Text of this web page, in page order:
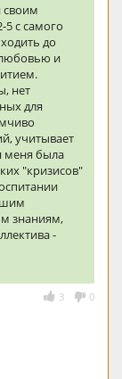
своим
5 с самого
до
любовью и
нет
для
учитывает
меня была
"кризисов"
знаниям,
-
3 0